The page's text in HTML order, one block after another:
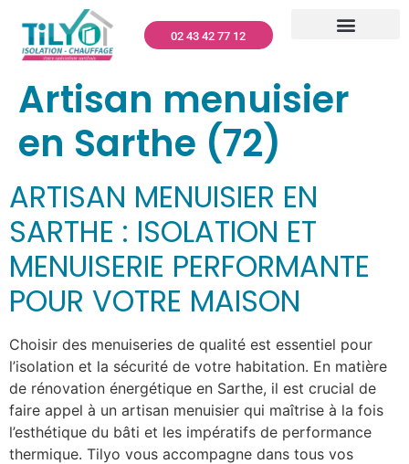
02 43 42 77 12
Artisan menuisier
en Sarthe (72)
ARTISAN MENUISIER EN
SARTHE : ISOLATION ET
MENUISERIE PERFORMANTE
POUR VOTRE MAISON
Choisir des menuiseries de qualité est essentiel pour
l’isolation et la sécurité de votre habitation. En matière
de rénovation énergétique en Sarthe, il est crucial de
faire appel à un artisan menuisier qui maîtrise à la fois
l’esthétique du bâti et les impératifs de performance
thermique. Tilyo vous accompagne dans tous vos